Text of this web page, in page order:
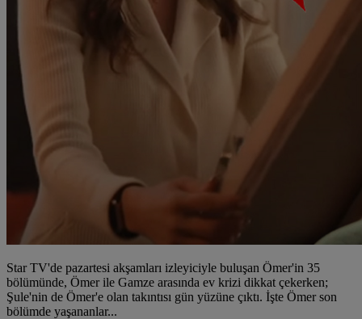
Star TV'de pazartesi akşamları izleyiciyle buluşan Ömer'in 35
bölümünde, Ömer ile Gamze arasında ev krizi dikkat çekerken;
Şule'nin de Ömer'e olan takıntısı gün yüzüne çıktı. İşte Ömer son
bölümde yaşananlar...